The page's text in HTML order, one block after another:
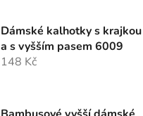
Dámské kalhotky s krajkou
a s vyšším pasem 6009
148 Kč